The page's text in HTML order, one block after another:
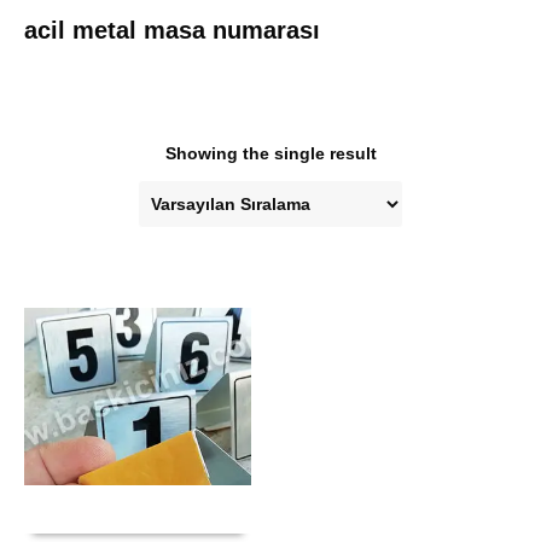
acil metal masa numarası
Showing the single result